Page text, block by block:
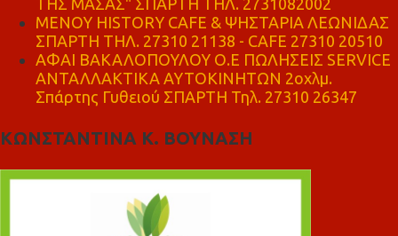
ΜΕΝΟΥ HISTORY CAFE & ΨΗΣΤΑΡΙΑ ΛΕΩΝΙΔΑΣ
ΣΠΑΡΤΗ ΤΗΛ. 27310 21138 - CAFE 27310 20510
ΑΦΑΙ ΒΑΚΑΛΟΠΟΥΛΟΥ Ο.Ε ΠΩΛΗΣΕΙΣ SERVICE
ΑΝΤΑΛΛΑΚΤΙΚΑ ΑΥΤΟΚΙΝΗΤΩΝ 2οχλμ.
Σπάρτης Γυθειού ΣΠΑΡΤΗ Τηλ. 27310 26347
ΚΩΝΣΤΑΝΤΙΝΑ Κ. ΒΟΥΝΑΣΗ